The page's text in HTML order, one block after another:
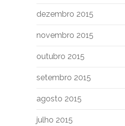
dezembro 2015
novembro 2015
outubro 2015
setembro 2015
agosto 2015
julho 2015